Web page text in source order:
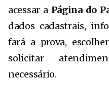
acessar a Página do
dados cadastrais,
fará a prova,
solicitar
necessário.